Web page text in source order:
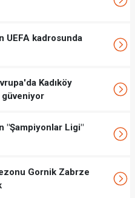
UEFA kadrosunda
Kadıköy
güveniyor
"Şampiyonlar Ligi"
Gornik Zabrze